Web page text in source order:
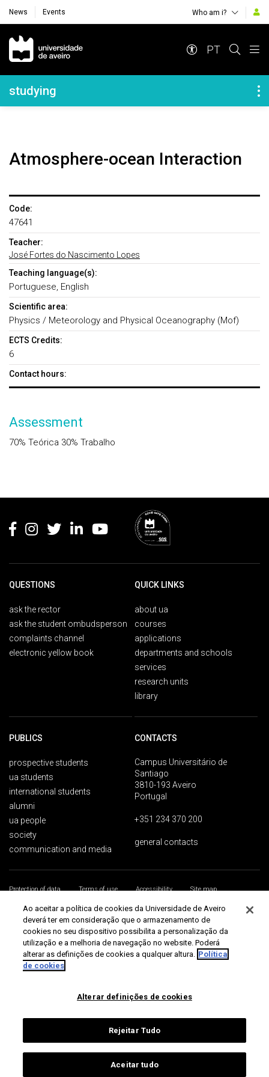
News Events Who am i?
Navegação Principal
PT
Navegação Lateral
studying
Atmosphere-ocean Interaction
Code:
47641
Teacher:
José Fortes do Nascimento Lopes
Teaching language(s):
Portuguese, English
Scientific area:
Physics / Meteorology and Physical Oceanography (Mof)
ECTS Credits:
6
Contact hours:
Assessment
70% Teórica 30% Trabalho
QUESTIONS
ask the rector
ask the student ombudsperson
complaints channel
electronic yellow book
QUICK LINKS
about ua
courses
applications
departments and schools
services
research units
library
PUBLICS
prospective students
ua students
international students
alumni
ua people
society
communication and media
CONTACTS
Campus Universitário de
Santiago
3810-193 Aveiro
Portugal
+351 234 370 200
general contacts
Protection of data Terms of use Accessibility
Site map
Universidade de Aveiro 2026
Ao aceitar a política de cookies da Universidade de Aveiro
deverá ter em consideração que o armazenamento de
cookies no seu dispositivo possibilita a personalização da
utilização e a melhoria de navegação no website. Poderá
alterar as definições de cookies a qualquer altura. Política
de cookies
Alterar definições de cookies
Rejeitar Tudo
Aceitar tudo